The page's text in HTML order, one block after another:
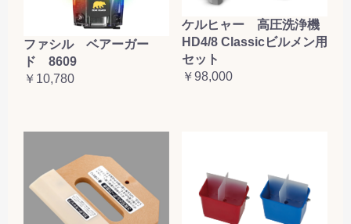
ファシル ベアーガー
ド 8609
￥10,780
ケルヒャー 高圧洗浄機
HD4/8 Classicビルメン用
セット
￥98,000